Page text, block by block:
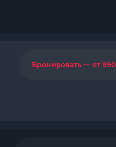
Бронировать — от 990